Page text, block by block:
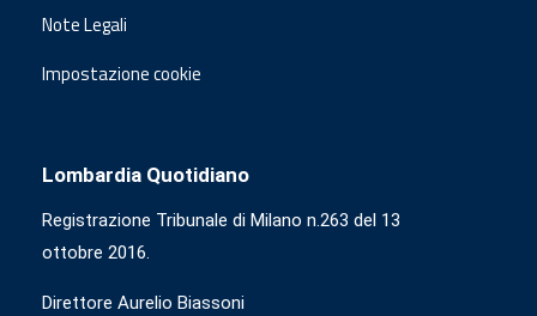
Note Legali
Impostazione cookie
Lombardia Quotidiano
Registrazione Tribunale di Milano n.263 del 13
ottobre 2016.
Direttore Aurelio Biassoni